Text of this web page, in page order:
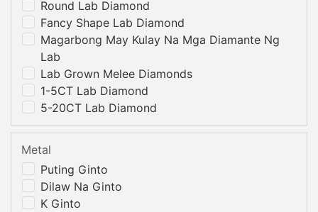
Round Lab Diamond
Fancy Shape Lab Diamond
Magarbong May Kulay Na Mga Diamante Ng
Lab
Lab Grown Melee Diamonds
1-5CT Lab Diamond
5-20CT Lab Diamond
Puting Ginto
Dilaw Na Ginto
K Ginto
Metal